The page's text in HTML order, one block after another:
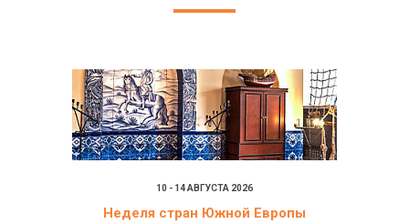
10 - 14 АВГУСТА 2026
Неделя стран Южной Европы